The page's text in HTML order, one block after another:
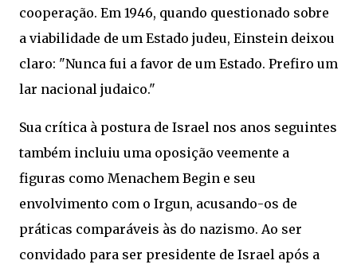
cooperação. Em 1946, quando questionado sobre
a viabilidade de um Estado judeu, Einstein deixou
claro: "Nunca fui a favor de um Estado. Prefiro um
lar nacional judaico."
Sua crítica à postura de Israel nos anos seguintes
também incluiu uma oposição veemente a
figuras como Menachem Begin e seu
envolvimento com o Irgun, acusando-os de
práticas comparáveis às do nazismo. Ao ser
convidado para ser presidente de Israel após a